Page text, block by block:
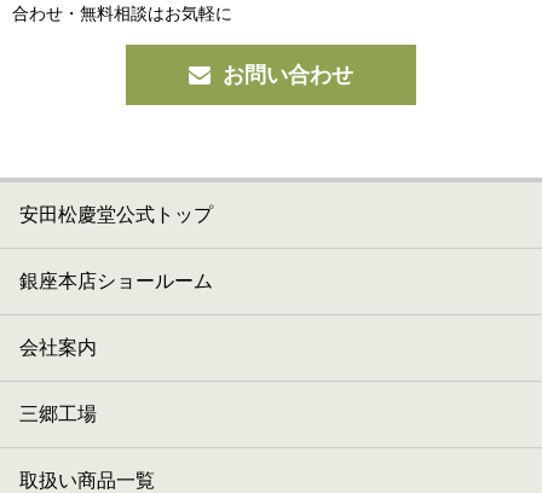
合わせ・無料相談はお気軽に
お問い合わせ
安田松慶堂公式トップ
銀座本店ショールーム
会社案内
三郷工場
取扱い商品一覧